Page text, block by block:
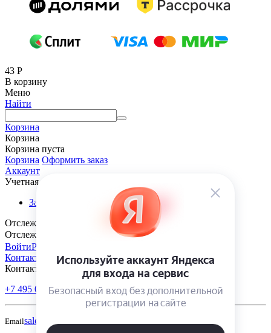
43 Р
В корзину
Меню
Найти
Корзина
Корзина
Корзина пуста
Корзина Оформить заказ
Аккаунт
Учетная запись
Заказы
Отслеживание заказа
Отслеживание заказа
ВойтиРегистрация
Контакты
Контакты
+7 495 005-70-10 +7 343 302-70-20 Пн-Пт: 9:00-18:00
Emailsales@polivmarket.com